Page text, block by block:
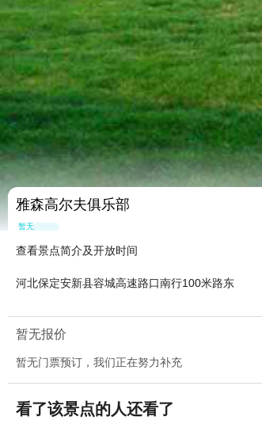
雅森高尔夫俱乐部
暂无点评
查看景点简介及开放时间
河北保定安新县容城高速路口南行100米路东
暂无报价
暂无门票预订，我们正在努力补充
看了该景点的人还看了